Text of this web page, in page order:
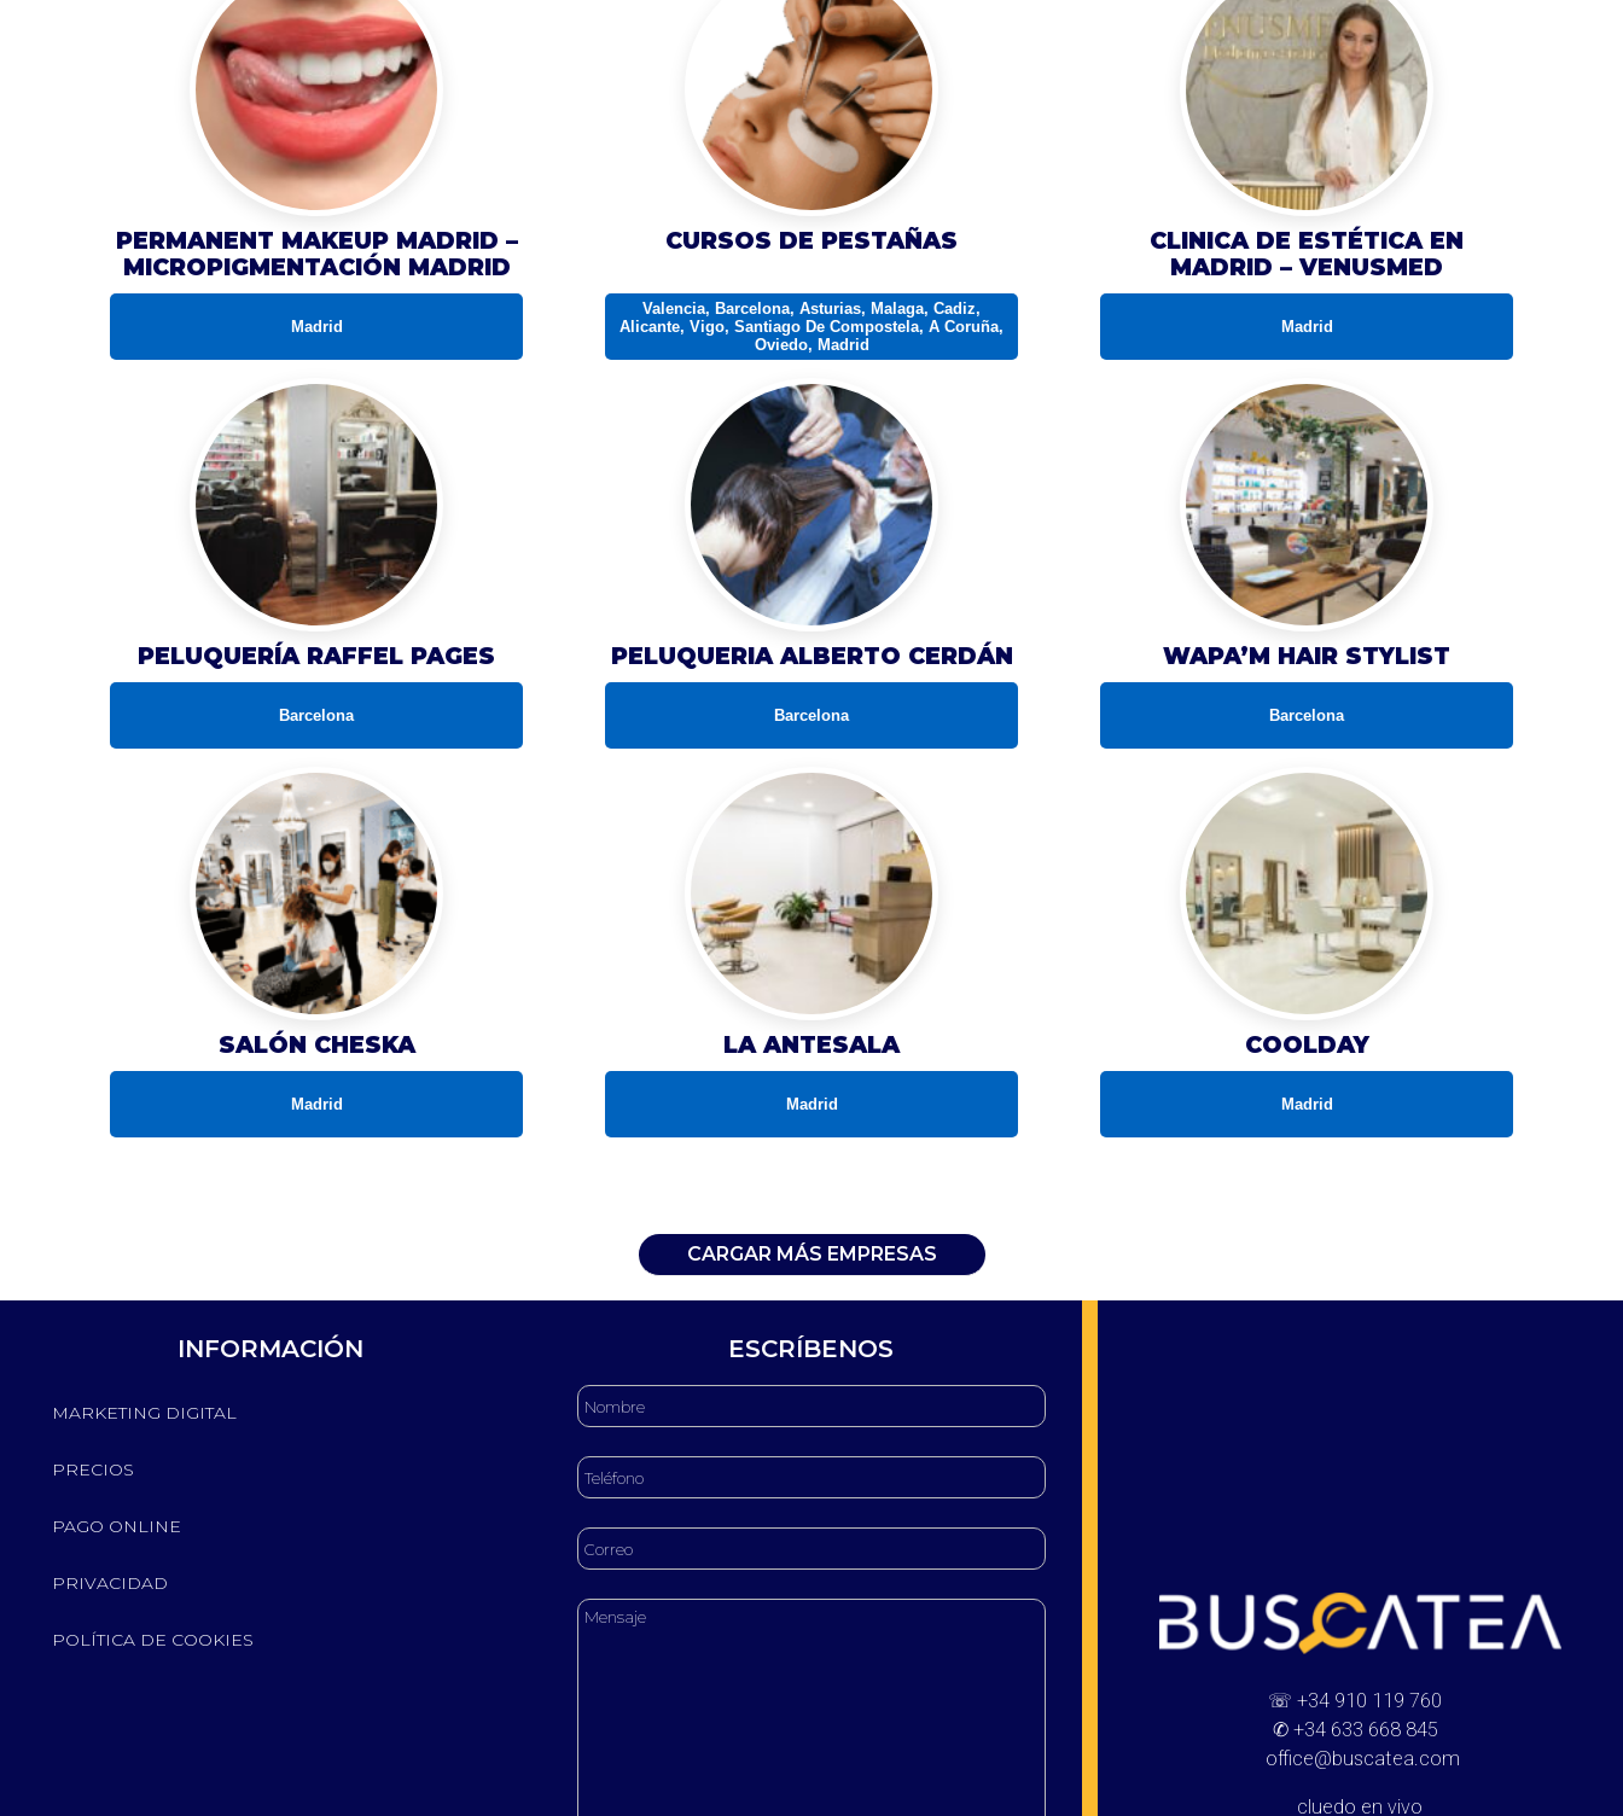
PERMANENT MAKEUP MADRID –
MICROPIGMENTACIÓN MADRID
Madrid
CURSOS DE PESTAÑAS
Valencia, Barcelona, Asturias, Malaga, Cadiz,
Alicante, Vigo, Santiago De Compostela, A Coruña,
Oviedo, Madrid
CLINICA DE ESTÉTICA EN
MADRID – VENUSMED
Madrid
PELUQUERÍA RAFFEL PAGES
Barcelona
PELUQUERIA ALBERTO CERDÁN
Barcelona
WAPA’M HAIR STYLIST
Barcelona
SALÓN CHESKA
Madrid
LA ANTESALA
Madrid
COOLDAY
Madrid
CARGAR MÁS EMPRESAS
INFORMACIÓN
MARKETING DIGITAL
PRECIOS
PAGO ONLINE
PRIVACIDAD
POLÍTICA DE COOKIES
ESCRÍBENOS
☏+34 910 119 760
✆ +34 633 668 845
office@buscatea.com
cluedo en vivo